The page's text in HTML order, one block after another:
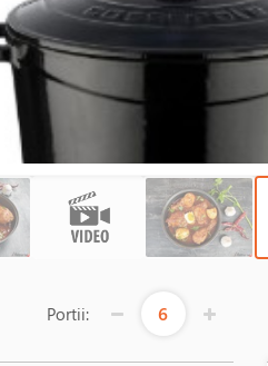
Portii: 6